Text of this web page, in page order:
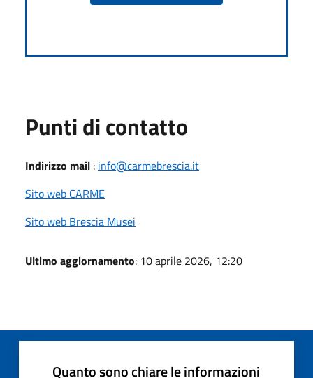
Punti di contatto
Indirizzo mail : info@carmebrescia.it
Sito web CARME
Sito web Brescia Musei
Ultimo aggiornamento: 10 aprile 2026, 12:20
Quanto sono chiare le informazioni